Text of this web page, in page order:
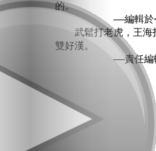
的。
——編輯於今
武鬆打老虎，王海
雙好漢。
——責任編輯